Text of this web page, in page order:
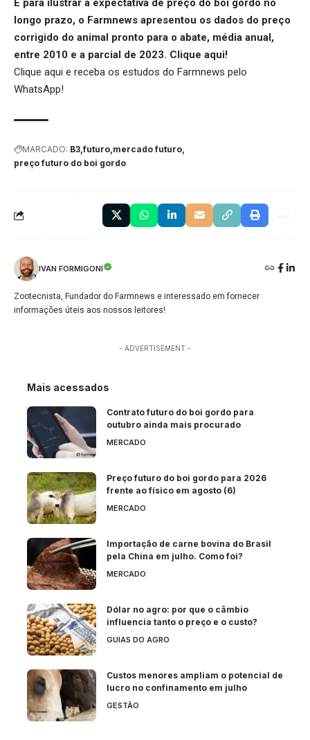
E para ilustrar a expectativa de preço do boi gordo no
longo prazo, o Farmnews apresentou os dados do preço
corrigido do animal pronto para o abate, média anual,
entre 2010 e a parcial de 2023. Clique aqui!
Clique aqui e receba os estudos do Farmnews pelo
WhatsApp!
MARCADO: B3 futuro mercado futuro
preço futuro do boi gordo
IVAN FORMIGONI
Zootecnista, Fundador do Farmnews e interessado em fornecer
informações úteis aos nossos leitores!
- ADVERTISEMENT -
Mais acessados
Contrato futuro do boi gordo para
outubro ainda mais procurado
MERCADO
Preço futuro do boi gordo para 2026
frente ao físico em agosto (6)
MERCADO
Importação de carne bovina do Brasil
pela China em julho. Como foi?
MERCADO
Dólar no agro: por que o câmbio
influencia tanto o preço e o custo?
GUIAS DO AGRO
Custos menores ampliam o potencial de
lucro no confinamento em julho
GESTÃO